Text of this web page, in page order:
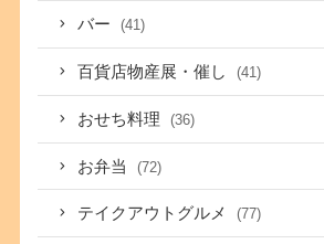
バー (41)
百貨店物産展・催し (41)
おせち料理 (36)
お弁当 (72)
テイクアウトグルメ (77)